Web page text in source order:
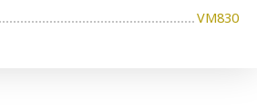
VM830